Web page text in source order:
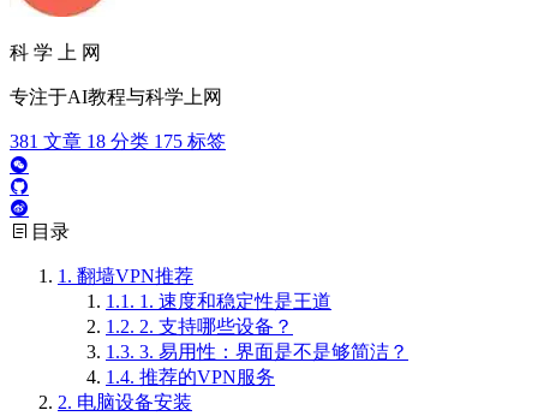
科 学 上 网
专注于AI教程与科学上网
381 文章 18 分类 175 标签
目录
1. 翻墙VPN推荐
1.1. 1. 速度和稳定性是王道
1.2. 2. 支持哪些设备？
1.3. 3. 易用性：界面是不是够简洁？
1.4. 推荐的VPN服务
2. 电脑设备安装